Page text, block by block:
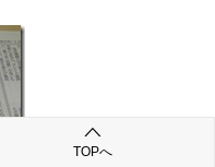
TOPへ